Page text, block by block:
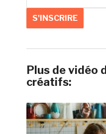
Plus de vidéo
créatifs: